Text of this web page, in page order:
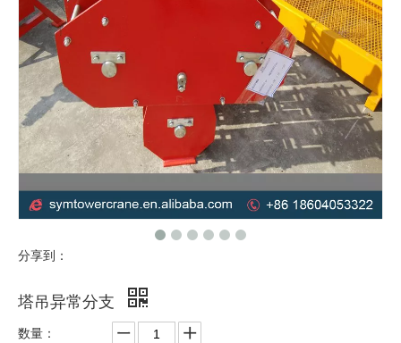
分享到：
塔吊异常分支
数量：